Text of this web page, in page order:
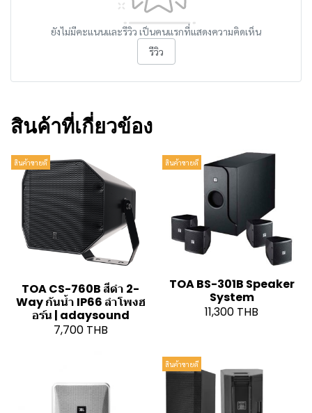
ยังไม่มีคะแนนและรีวิว เป็นคนแรกที่แสดงความคิดเห็น
รีวิว
สินค้าที่เกี่ยวข้อง
สินค้าขายดี
TOA CS-760B สีดำ 2-
Way กันน้ำ IP66 ลำโพงฮ
อร์น | adaysound
7,700 THB
สินค้าขายดี
TOA BS-301B Speaker
System
11,300 THB
สินค้าขายดี